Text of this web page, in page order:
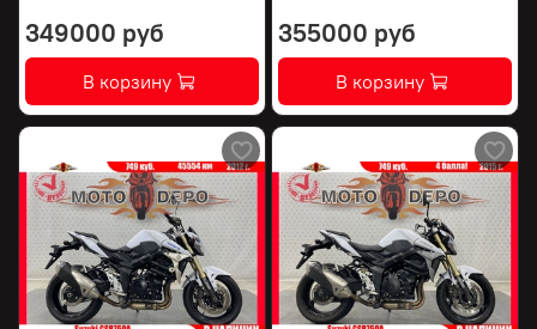
349000 руб
В корзину
355000 руб
В корзину